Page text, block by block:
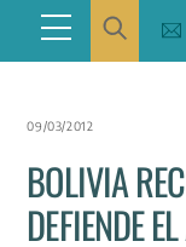
content
Menu
09/03/2012
BOLIVIA
DEFIENDE